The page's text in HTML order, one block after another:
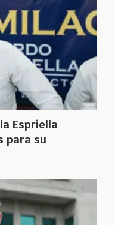
Espriella
para su